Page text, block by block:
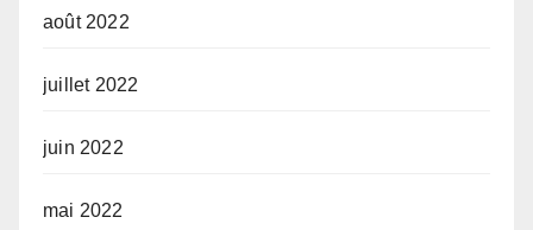
août 2022
juillet 2022
juin 2022
mai 2022